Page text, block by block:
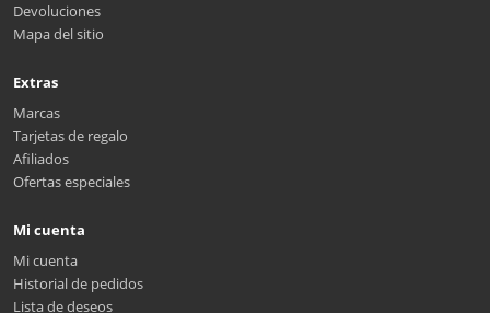
Devoluciones
Mapa del sitio
Extras
Marcas
Tarjetas de regalo
Afiliados
Ofertas especiales
Mi cuenta
Mi cuenta
Historial de pedidos
Lista de deseos